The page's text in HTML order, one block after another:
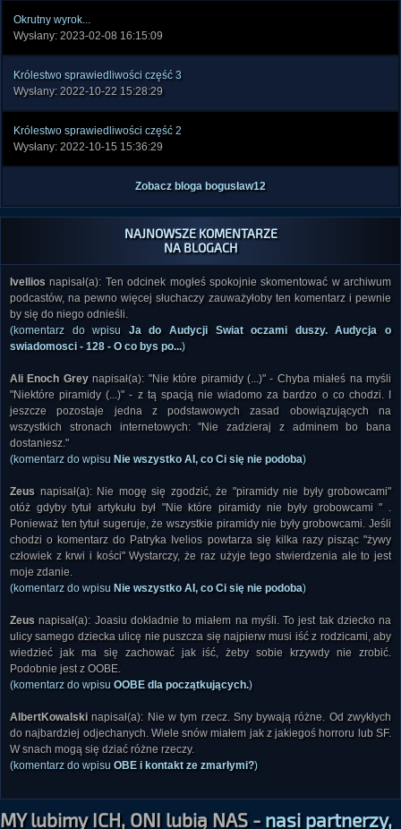
Okrutny wyrok...
Wysłany: 2023-02-08 16:15:09
Królestwo sprawiedliwości część 3
Wysłany: 2022-10-22 15:28:29
Królestwo sprawiedliwości część 2
Wysłany: 2022-10-15 15:36:29
Zobacz bloga bogusław12
NAJNOWSZE KOMENTARZE
NA BLOGACH
Ivellios napisał(a): Ten odcinek mogłeś spokojnie skomentować w archiwum
podcastów, na pewno więcej słuchaczy zauważyłoby ten komentarz i pewnie
by się do niego odnieśli.
(komentarz do wpisu Ja do Audycji Swiat oczami duszy. Audycja o
swiadomosci - 128 - O co bys po...)
Ali Enoch Greynapisał(a): "Nie które piramidy (...)" - Chyba miałeś na myśli
"Niektóre piramidy (...)" - z tą spacją nie wiadomo za bardzo o co chodzi. I
jeszcze pozostaje jedna z podstawowych zasad obowiązujących na
wszystkich stronach internetowych: "Nie zadzieraj z adminem bo bana
dostaniesz."
(komentarz do wpisu Nie wszystko AI, co Ci się nie podoba)
Zeus napisał(a): Nie mogę się zgodzić, że "piramidy nie były grobowcami"
otóż gdyby tytuł artykułu był "Nie które piramidy nie były grobowcami " .
Ponieważ ten tytuł sugeruje, że wszystkie piramidy nie były grobowcami. Jeśli
chodzi o komentarz do Patryka Ivelios powtarza się kilka razy pisząc "żywy
człowiek z krwi i kości" Wystarczy, że raz użyje tego stwierdzenia ale to jest
moje zdanie.
(komentarz do wpisu Nie wszystko AI, co Ci się nie podoba)
Zeus napisał(a): Joasiu dokładnie to miałem na myśli. To jest tak dziecko na
ulicy samego dziecka ulicę nie puszcza się najpierw musi iść z rodzicami, aby
wiedzieć jak ma się zachować jak iść, żeby sobie krzywdy nie zrobić.
Podobnie jest z OOBE.
(komentarz do wpisu OOBE dla początkujących.)
AlbertKowalski napisał(a): Nie w tym rzecz. Sny bywają różne. Od zwykłych
do najbardziej odjechanych. Wiele snów miałem jak z jakiegoś horroru lub SF.
W snach mogą się dziać różne rzeczy.
(komentarz do wpisu OBE i kontakt ze zmarłymi?)
MY lubimy ICH, ONI lubią NAS -nasi partnerzy,